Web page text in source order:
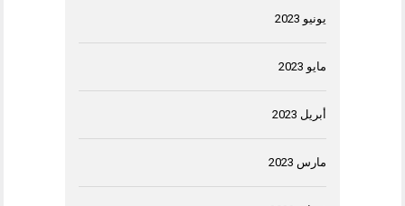
يونيو 2023
مايو 2023
أبريل 2023
مارس 2023